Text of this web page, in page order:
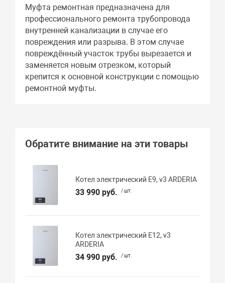
Муфта ремонтная предназначена для
профессионального ремонта трубопровода
внутренней канализации в случае его
повреждения или разрыва. В этом случае
повреждённый участок трубы вырезается и
заменяется новым отрезком, который
крепится к основной конструкции с помощью
ремонтной муфты.
Обратите внимание на эти товары
Котел электрический E9, v3 ARDERIA
33 990 руб. / шт.
Котел электрический E12, v3
ARDERIA
34 990 руб. / шт.